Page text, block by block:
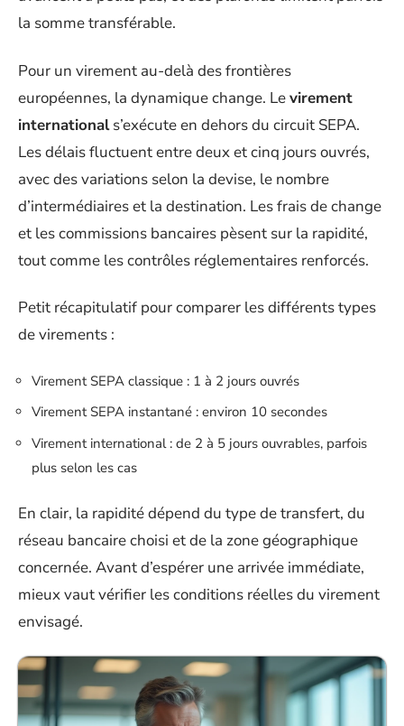
la somme transférable.
Pour un virement au-delà des frontières
européennes, la dynamique change. Levirement
internationals’exécute en dehors du circuit SEPA.
Les délais fluctuent entre deux et cinq jours ouvrés,
avec des variations selon la devise, le nombre
d’intermédiaires et la destination. Les frais de change
et les commissions bancaires pèsent sur la rapidité,
tout comme les contrôles réglementaires renforcés.
Petit récapitulatif pour comparer les différents types
de virements :
Virement SEPA classique : 1 à 2 jours ouvrés
Virement SEPA instantané : environ 10 secondes
Virement international : de 2 à 5 jours ouvrables, parfois
plus selon les cas
En clair, la rapidité dépend du type de transfert, du
réseau bancaire choisi et de la zone géographique
concernée. Avant d’espérer une arrivée immédiate,
mieux vaut vérifier les conditions réelles du virement
envisagé.